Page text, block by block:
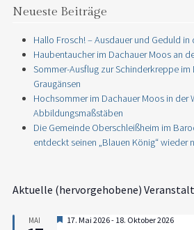
Neueste Beiträge
Hallo Frosch! – Ausdauer und Geduld
Haubentaucher im Dachauer Moos an
Sommer-Ausflug zur Schinderkreppe
Graugänsen
Hochsommer im Dachauer Moos in der
Abbildungsmaßstäben
Die Gemeinde Oberschleißheim im
entdeckt seinen „Blauen König“ wieder
Aktuelle (hervorgehobene)
MAI Hervorgehoben
17. Mai 2026- 18. Oktober 2026